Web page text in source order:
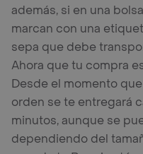
además, si en una
marcan con una
sepa que debe
Ahora que tu compra
Desde el momento
orden se te entregará
minutos, aunque se
dependiendo del